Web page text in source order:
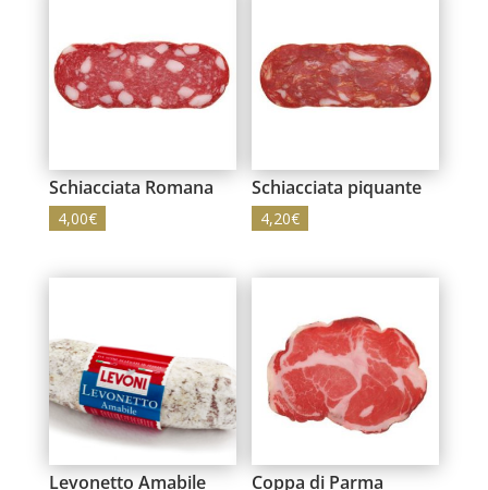
Schiacciata Romana
4,00€
Schiacciata piquante
4,20€
Levonetto Amabile Coppa di Parma